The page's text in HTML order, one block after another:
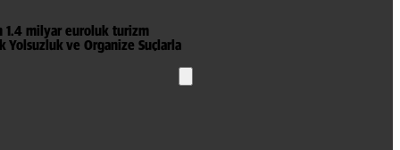
1.4 milyar euroluk turizm
Yolsuzluk ve Organize Suçlarla